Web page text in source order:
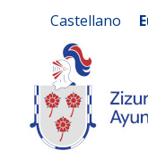
Castellano